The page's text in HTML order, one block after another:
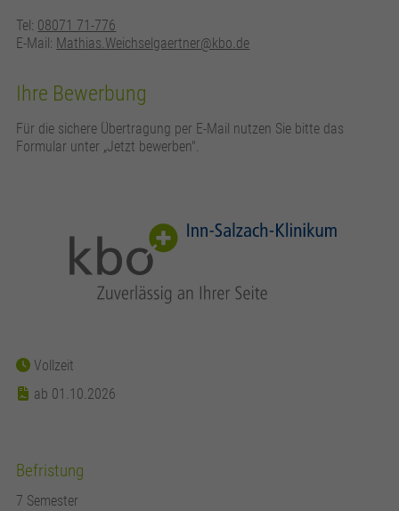
Tel: 08071 71-776
E-Mail: Mathias.Weichselgaertner@kbo.de
Ihre Bewerbung
Für die sichere Übertragung per E-Mail nutzen Sie bitte das
Formular unter „Jetzt bewerben".
Vollzeit
ab 01.10.2026
Befristung
7 Semester